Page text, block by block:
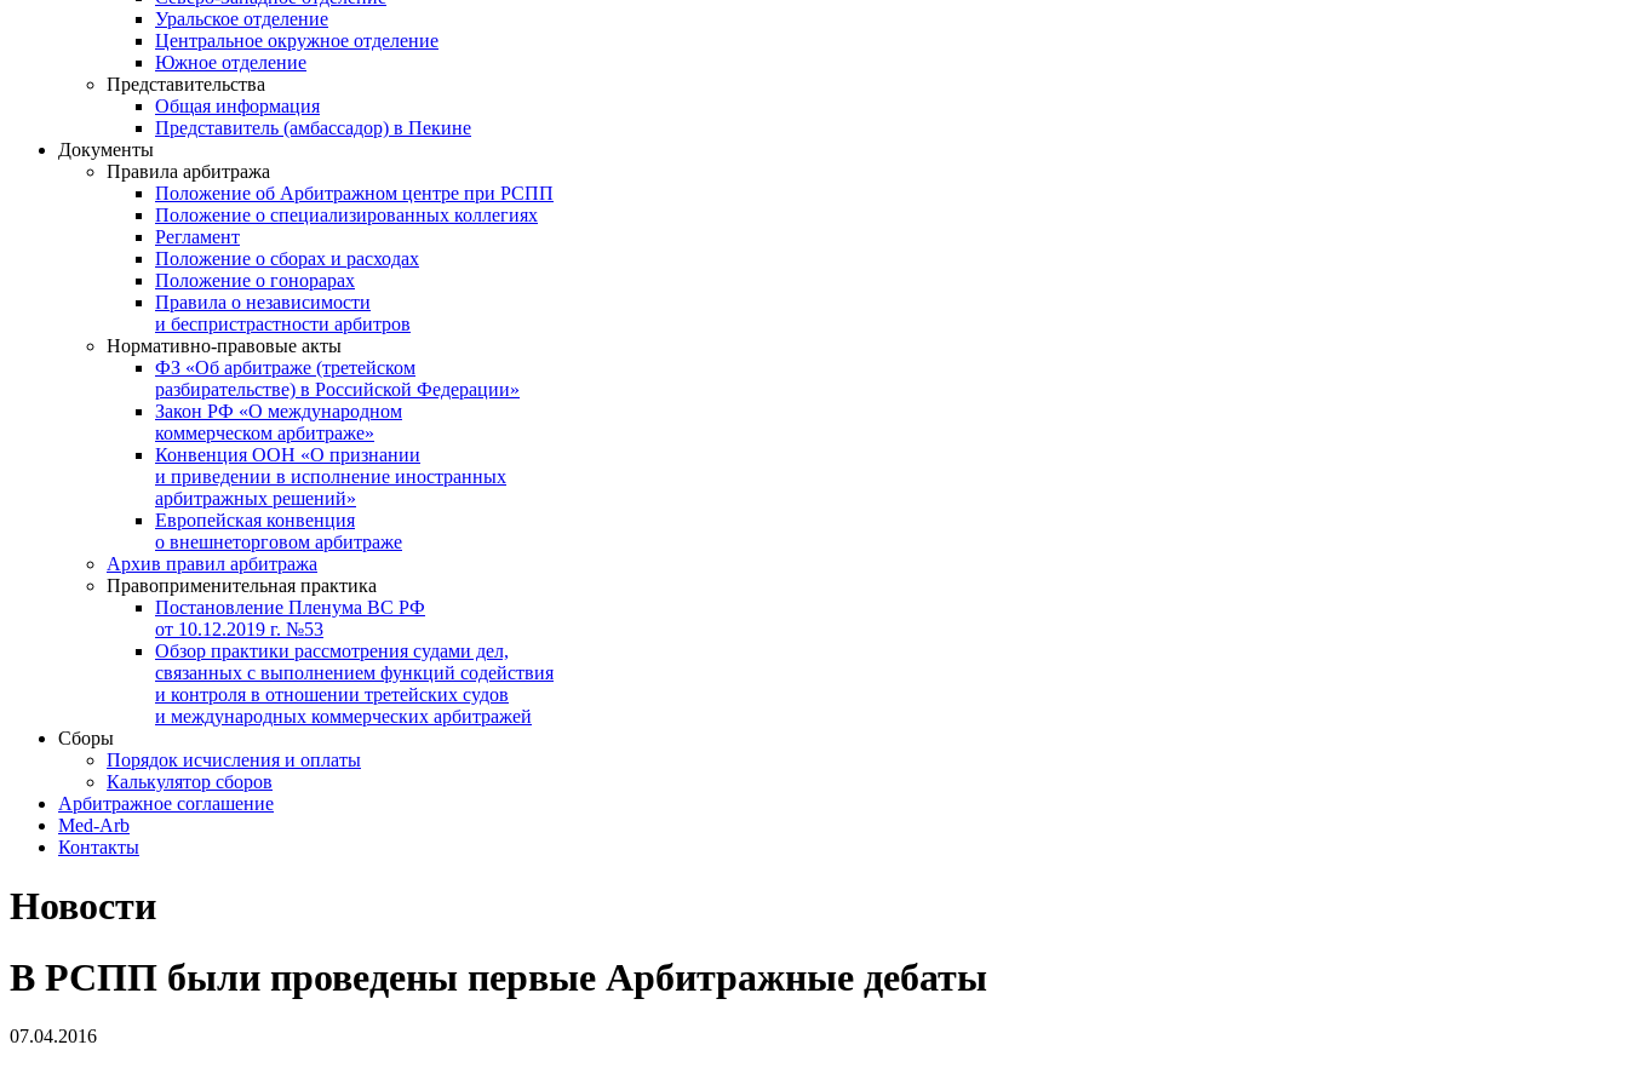
Уральское отделение
Центральное окружное отделение
Южное отделение
Представительства
Общая информация
Представитель (амбассадор) в Пекине
Документы
Правила арбитража
Положение об Арбитражном центре при РСПП
Положение о специализированных коллегиях
Регламент
Положение о сборах и расходах
Положение о гонорарах
Правила о независимости
и беспристрастности арбитров
Нормативно-правовые акты
ФЗ «Об арбитраже (третейском
разбирательстве) в Российской Федерации»
Закон РФ «О международном
коммерческом арбитраже»
Конвенция ООН «О признании
и приведении в исполнение иностранных
арбитражных решений»
Европейская конвенция
о внешнеторговом арбитраже
Архив правил арбитража
Правоприменительная практика
Постановление Пленума ВС РФ
от 10.12.2019 г. №53
Обзор практики рассмотрения судами дел,
связанных с выполнением функций содействия
и контроля в отношении третейских судов
и международных коммерческих арбитражей
Сборы
Порядок исчисления и оплаты
Калькулятор сборов
Арбитражное соглашение
Med-Arb
Контакты
Новости
В РСПП были проведены первые Арбитражные дебаты
07.04.2016